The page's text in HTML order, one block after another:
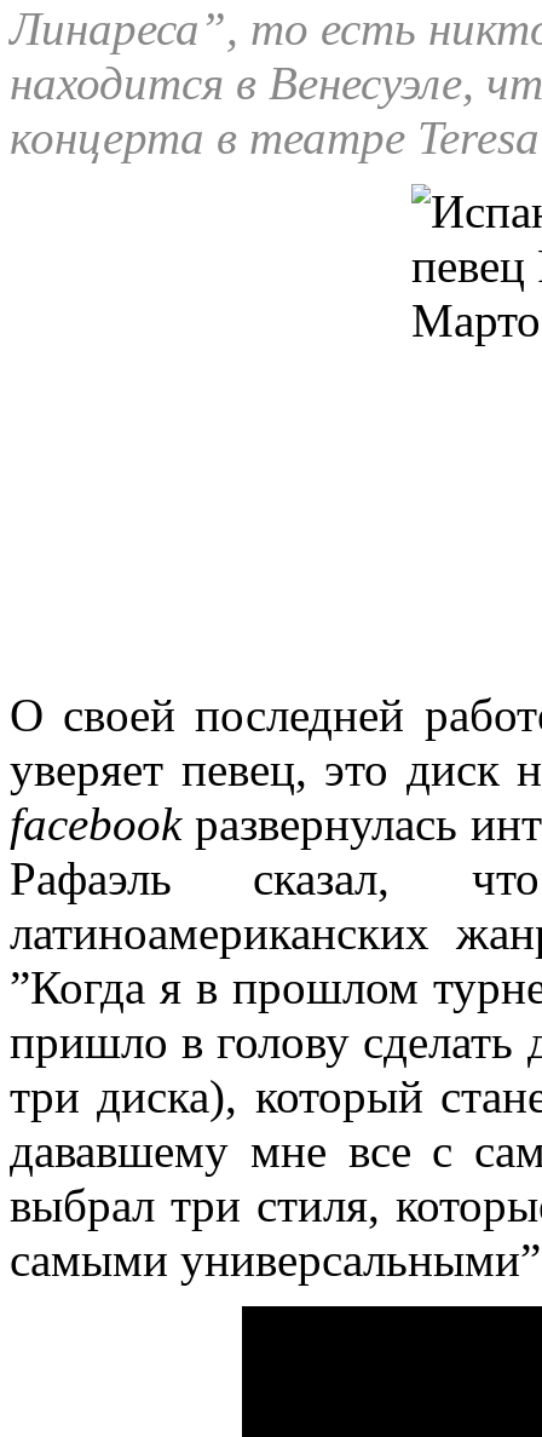
Линареса”, то есть
находится в Венесуэле,
концерта в театре
О своей последней
уверяет певец, это диск
facebookразвернулась
Рафаэль сказал,
латиноамериканских
”Когда я в прошлом
пришло в голову
три диска), который
дававшему мне все с
выбрал три стиля,
самыми